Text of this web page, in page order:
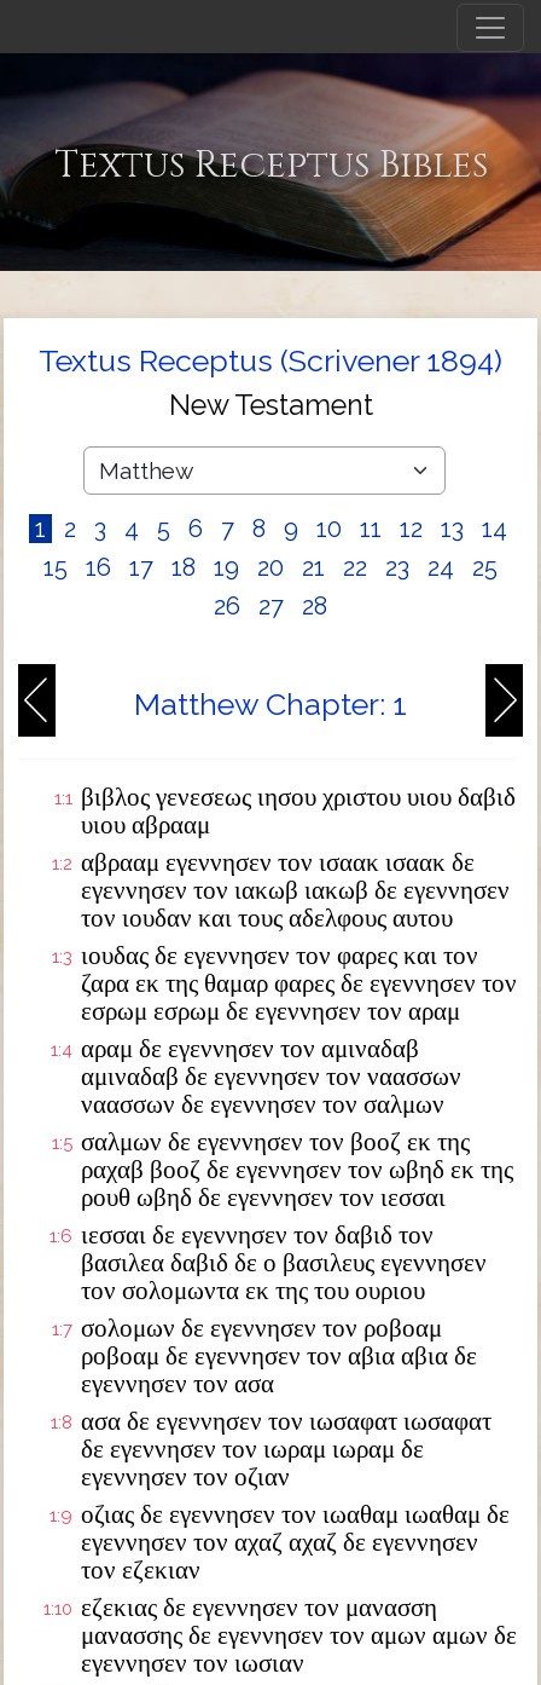
Textus Receptus Bibles
Textus Receptus (Scrivener 1894)
New Testament
1 2 3 4 5 6 7 8 9 10 11 12 13
14
15
16 17 18 19 20 21 22 23 24
25
26
27 28
Matthew Chapter: 1
1:1 βιβλος γενεσεως ιησου χριστου υιου δαβιδ
υιου αβρααμ
1:2 αβρααμ εγεννησεν τον ισαακ ισαακ δε
εγεννησεν τον ιακωβ ιακωβ δε εγεννησεν
τον ιουδαν και τους αδελφους αυτου
1:3 ιουδας δε εγεννησεν τον φαρες και τον
ζαρα εκ της θαμαρ φαρες δε εγεννησεν τον
εσρωμ εσρωμ δε εγεννησεν τον αραμ
1:4 αραμ δε εγεννησεν τον αμιναδαβ
αμιναδαβ δε εγεννησεν τον ναασσων
ναασσων δε εγεννησεν τον σαλμων
1:5 σαλμων δε εγεννησεν τον βοοζ εκ της
ραχαβ βοοζ δε εγεννησεν τον ωβηδ εκ της
ρουθ ωβηδ δε εγεννησεν τον ιεσσαι
1:6 ιεσσαι δε εγεννησεν τον δαβιδ τον
βασιλεα δαβιδ δε ο βασιλευς εγεννησεν
τον σολομωντα εκ της του ουριου
1:7 σολομων δε εγεννησεν τον ροβοαμ
ροβοαμ δε εγεννησεν τον αβια αβια δε
εγεννησεν τον ασα
1:8 ασα δε εγεννησεν τον ιωσαφατ ιωσαφατ
δε εγεννησεν τον ιωραμ ιωραμ δε
εγεννησεν τον οζιαν
1:9 οζιας δε εγεννησεν τον ιωαθαμ ιωαθαμ δε
εγεννησεν τον αχαζ αχαζ δε εγεννησεν
τον εζεκιαν
1:10 εζεκιας δε εγεννησεν τον μανασση
μανασσης δε εγεννησεν τον αμων αμων δε
εγεννησεν τον ιωσιαν